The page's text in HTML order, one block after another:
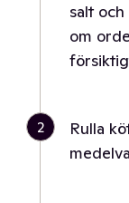
salt
om
2
Rulla